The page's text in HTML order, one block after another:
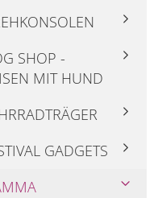
SHOP -
MIT HUND
GADGETS